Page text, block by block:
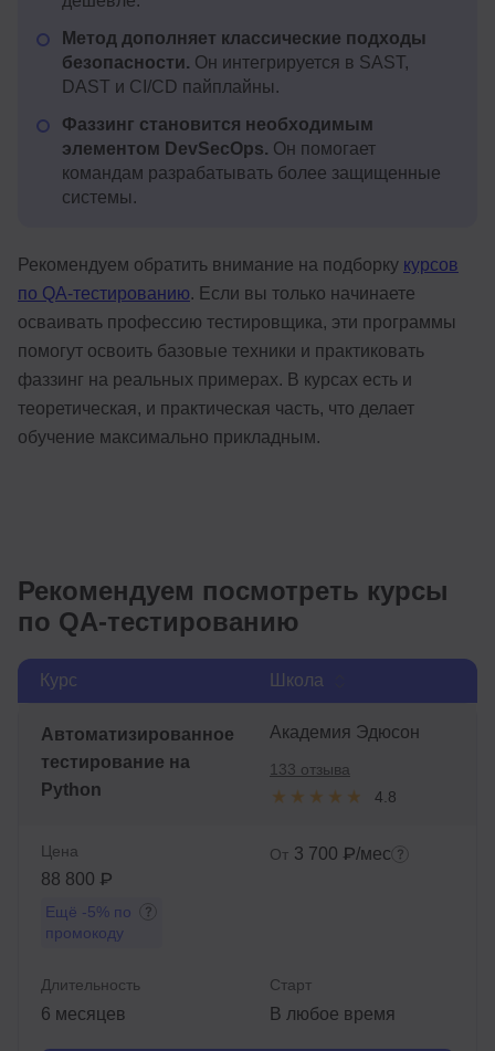
Метод дополняет классические подходы
безопасности. Он интегрируется в SAST,
DAST и CI/CD пайплайны.
Фаззинг становится необходимым
элементом DevSecOps. Он помогает
командам разрабатывать более защищенные
системы.
Рекомендуем обратить внимание на подборку курсов
по QA-тестированию. Если вы только начинаете
осваивать профессию тестировщика, эти программы
помогут освоить базовые техники и практиковать
фаззинг на реальных примерах. В курсах есть и
теоретическая, и практическая часть, что делает
обучение максимально прикладным.
Рекомендуем посмотреть курсы
по QA-тестированию
Курс Школа
Автоматизированное
тестирование на
Python
Академия Эдюсон
4.8
133 отзыва
Цена
88 800 ₽
Ещё -5% по
промокоду
От 3 700 ₽/мес
Длительность
6 месяцев
Старт
В любое время